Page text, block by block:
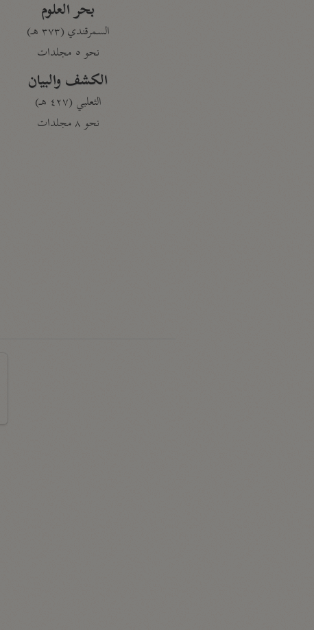
بحر العلوم
السمرقندي (٣٧٣ هـ)
نحو ٥ مجلدات
الكشف والبيان
الثعلبي (٤٢٧ هـ)
نحو ٨ مجلدات